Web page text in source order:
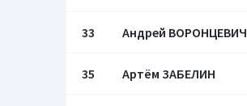
33 Андрей ВОРОНЦЕВИЧ
35 Артём ЗАБЕЛИН